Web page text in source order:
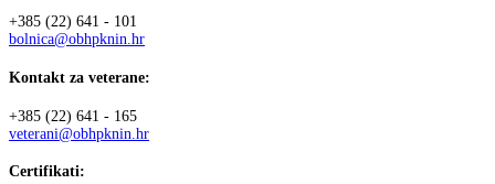
+385 (22) 641 - 101
bolnica@obhpknin.hr
Kontakt za veterane:
+385 (22) 641 - 165
veterani@obhpknin.hr
Certifikati: